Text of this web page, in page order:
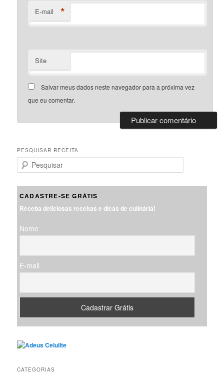
E-mail *
Site
Salvar meus dados neste navegador para a próxima vez
que eu comentar.
PESQUISAR RECEITA
e
u
a
CADASTRE-SE GRÁTIS
Receba deliciosas receitas e dicas de culinária!
Nome
E-mail
CATEGORIAS